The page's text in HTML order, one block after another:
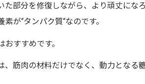
た部分を修復しながら、より頑丈にな
素が“タンパク質“なのです。
おすすめです。
筋肉の材料だけでなく、動力となる